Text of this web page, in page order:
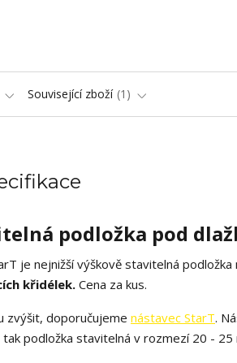
Související zboží 1
podložka pod
je nejnižší výškově stavitelná
křidélek.Cena za kus.
zvýšit, doporučujeme nástavec StarT.
tak podložka stavitelná v rozmezí 20 - 25